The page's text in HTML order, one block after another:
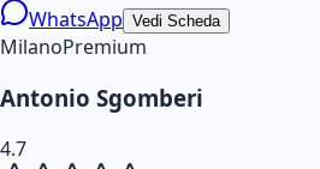
WhatsApp Vedi Scheda
MilanoPremium
Antonio Sgomberi
4.7